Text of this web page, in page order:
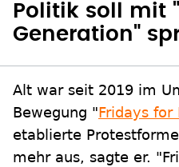
Politik soll mit
Generation"
Alt war seit 2019 im
Bewegung "Fridays for
etablierte
mehr aus, sagte er.